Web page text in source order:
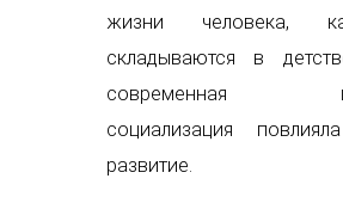
жизни человека,
складываются в
современная
социализация
развитие.